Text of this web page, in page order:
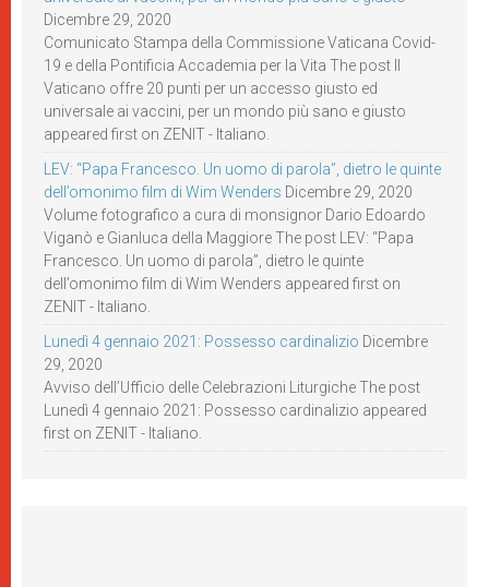
Dicembre 29, 2020
Comunicato Stampa della Commissione Vaticana Covid-
19 e della Pontificia Accademia per la Vita The post Il
Vaticano offre 20 punti per un accesso giusto ed
universale ai vaccini, per un mondo più sano e giusto
appeared first on ZENIT - Italiano.
LEV: “Papa Francesco. Un uomo di parola”, dietro le quinte
dell’omonimo film di Wim Wenders Dicembre 29, 2020
Volume fotografico a cura di monsignor Dario Edoardo
Viganò e Gianluca della Maggiore The post LEV: “Papa
Francesco. Un uomo di parola”, dietro le quinte
dell’omonimo film di Wim Wenders appeared first on
ZENIT - Italiano.
Lunedì 4 gennaio 2021: Possesso cardinalizio Dicembre
29, 2020
Avviso dell’Ufficio delle Celebrazioni Liturgiche The post
Lunedì 4 gennaio 2021: Possesso cardinalizio appeared
first on ZENIT - Italiano.